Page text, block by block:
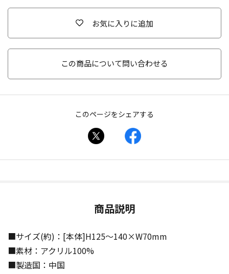
お気に入りに追加
この商品について問い合わせる
このページをシェアする
商品説明
■サイズ(約)：[本体]H125〜140×W70mm
■素材：アクリル100%
■製造国：中国